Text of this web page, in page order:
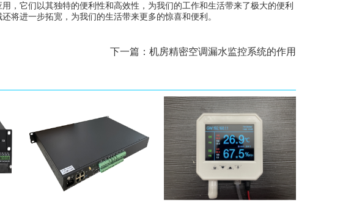
，它们以其独特的便利性和高效性，为我们的工作和生活带来了极大的便利
将进一步拓宽，为我们的生活带来更多的惊喜和便利。
下一篇： 机房精密空调漏水监控系统的作用